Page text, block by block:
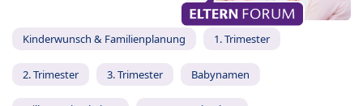
Kinderwunsch & Familienplanung 1. Trimester
2. Trimester 3. Trimester Babynamen